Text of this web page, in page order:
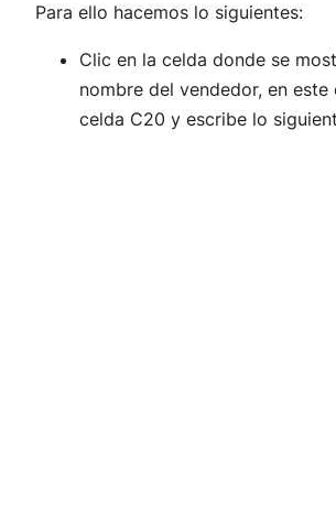
Para ello hacemos lo siguientes:
Clic en la celda donde se
nombre del vendedor, en este
celda C20 y escribe lo